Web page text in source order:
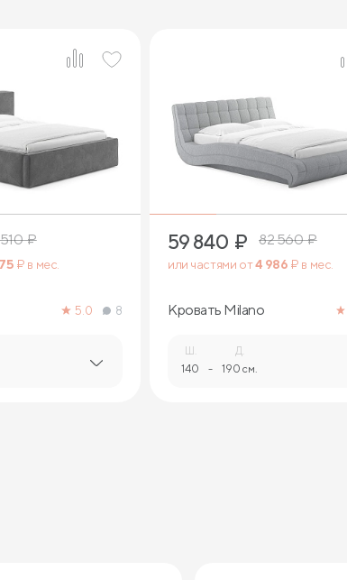
₽
₽ в мес.
5.0 8
2
59 840 ₽ 82 560₽
или частями от4 986 ₽ в мес.
Кровать Milano
Ш.
140 -
Д.
190 см.